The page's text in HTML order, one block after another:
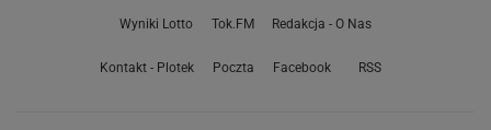
Wyniki Lotto Tok.FM Redakcja - O Nas
Kontakt - Plotek Poczta Facebook RSS